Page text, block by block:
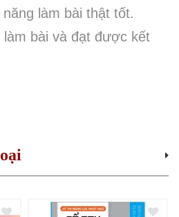
làm bài thật tốt.
bài và đạt được kết